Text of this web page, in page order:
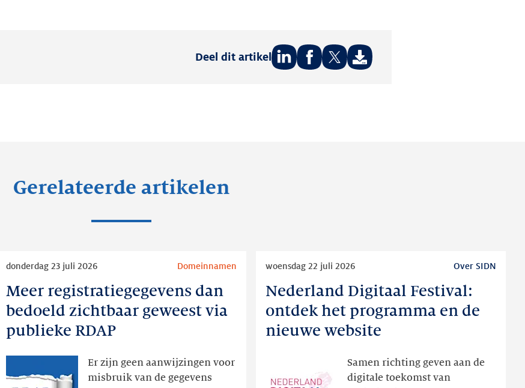
Deel dit artikel
Gerelateerde artikelen
Meer registratiegegevens dan
bedoeld zichtbaar geweest via
publieke RDAP
donderdag 23 juli 2026 Domeinnamen
Er zijn geen aanwijzingen voor
misbruik van de gegevens
Meer
registratiegegevens
dan
bedoeld
via
Nederland Digitaal Festival:
ontdek het programma en de
nieuwe website
woensdag 22 juli 2026 Over SIDN
Samen richting geven aan de
digitale toekomst van
Nederland
Festival:
ontdek